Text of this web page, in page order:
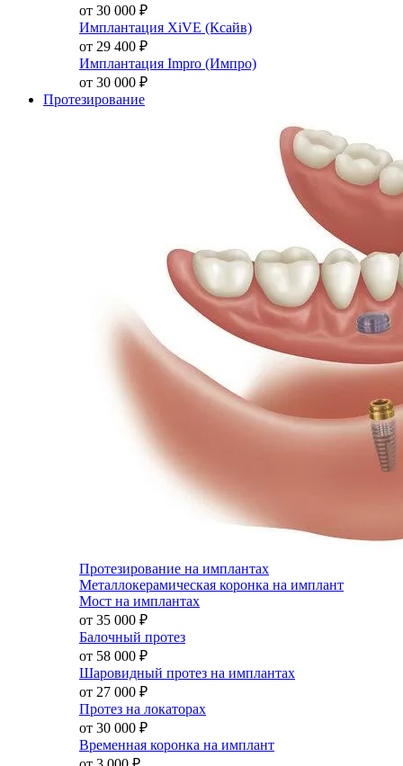
от 30 000 ₽
Имплантация XiVE (Ксайв)
от 29 400 ₽
Имплантация Impro (Импро)
от 30 000 ₽
Протезирование
Протезирование на имплантах
Металлокерамическая коронка на имплант
Мост на имплантах
от 35 000 ₽
Балочный протез
от 58 000 ₽
Шаровидный протез на имплантах
от 27 000 ₽
Протез на локаторах
от 30 000 ₽
Временная коронка на имплант